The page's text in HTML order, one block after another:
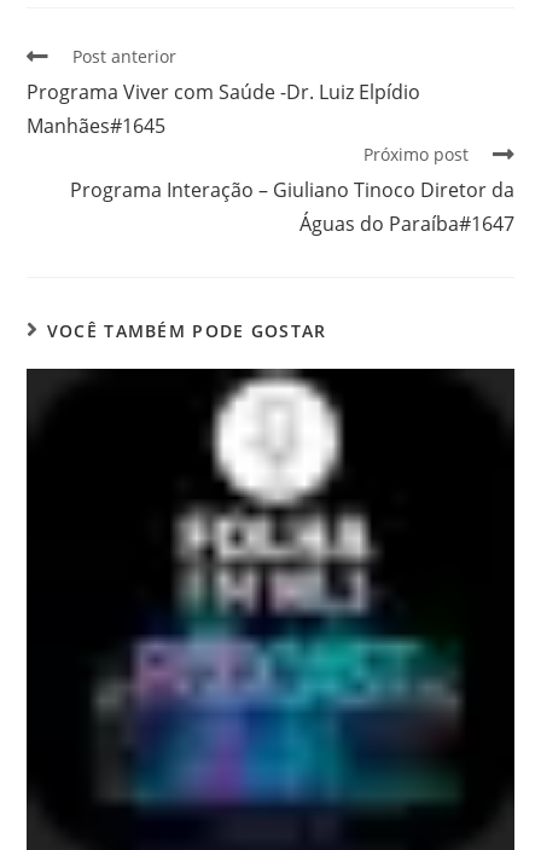
Post anterior
Programa Viver com Saúde -Dr. Luiz Elpídio
Manhães#1645
Próximo post
Programa Interação – Giuliano Tinoco Diretor da
Águas do Paraíba#1647
VOCÊ TAMBÉM PODE GOSTAR